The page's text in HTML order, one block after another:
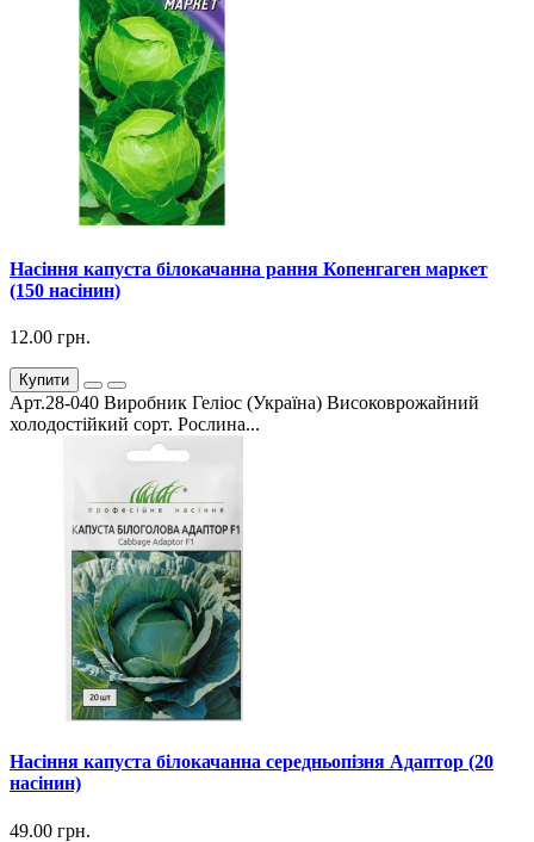
Насіння капуста білокачанна рання Копенгаген маркет
(150 насінин)
12.00 грн.
Купити
Арт.28-040 Виробник Геліос (Україна) Високоврожайний
холодостійкий сорт. Рослина...
Насіння капуста білокачанна середньопізня Адаптор (20
насінин)
49.00 грн.